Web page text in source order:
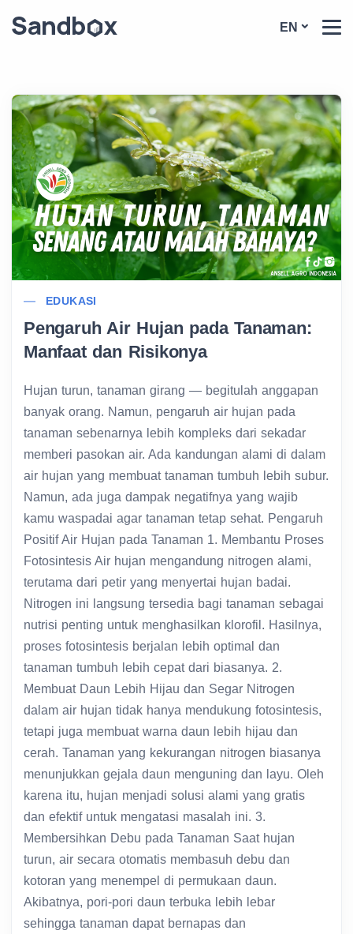
EN
EDUKASI
Pengaruh Air Hujan pada Tanaman:
Manfaat dan Risikonya
Hujan turun, tanaman girang — begitulah anggapan
banyak orang. Namun, pengaruh air hujan pada
tanaman sebenarnya lebih kompleks dari sekadar
memberi pasokan air. Ada kandungan alami di dalam
air hujan yang membuat tanaman tumbuh lebih subur.
Namun, ada juga dampak negatifnya yang wajib
kamu waspadai agar tanaman tetap sehat. Pengaruh
Positif Air Hujan pada Tanaman 1. Membantu Proses
Fotosintesis Air hujan mengandung nitrogen alami,
terutama dari petir yang menyertai hujan badai.
Nitrogen ini langsung tersedia bagi tanaman sebagai
nutrisi penting untuk menghasilkan klorofil. Hasilnya,
proses fotosintesis berjalan lebih optimal dan
tanaman tumbuh lebih cepat dari biasanya. 2.
Membuat Daun Lebih Hijau dan Segar Nitrogen
dalam air hujan tidak hanya mendukung fotosintesis,
tetapi juga membuat warna daun lebih hijau dan
cerah. Tanaman yang kekurangan nitrogen biasanya
menunjukkan gejala daun menguning dan layu. Oleh
karena itu, hujan menjadi solusi alami yang gratis
dan efektif untuk mengatasi masalah ini. 3.
Membersihkan Debu pada Tanaman Saat hujan
turun, air secara otomatis membasuh debu dan
kotoran yang menempel di permukaan daun.
Akibatnya, pori-pori daun terbuka lebih lebar
sehingga tanaman dapat bernapas dan